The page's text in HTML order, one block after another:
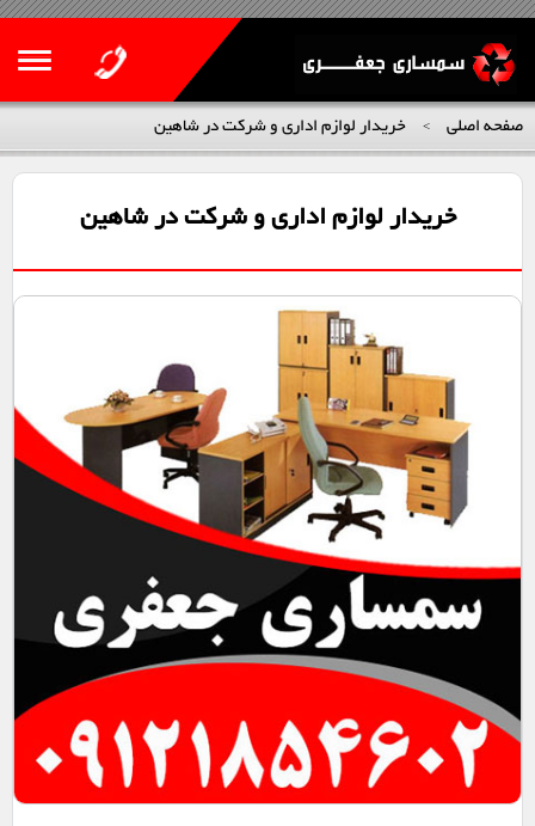
صفحه اصلی > خریدار لوازم اداری و شرکت در شاهین
خریدار لوازم اداری و شرکت در شاهین